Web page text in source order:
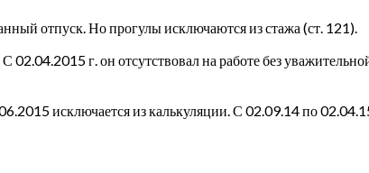
отпуск. Но прогулы исключаются из стажа (ст. 121).
г. он отсутствовал на работе без
исключается из калькуляции. С 02.09.14 по